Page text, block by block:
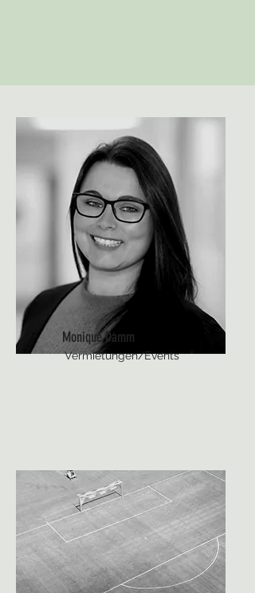
Monique Damm
Vermietungen/Events